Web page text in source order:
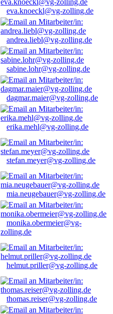
eva.knoeckl@vg-zolling.de
andrea.liebl@vg-zolling.de
sabine.lohr@vg-zolling.de
dagmar.maier@vg-zolling.de
erika.mehl@vg-zolling.de
stefan.meyer@vg-zolling.de
mia.neugebauer@vg-zolling.de
monika.obermeier@vg-
zolling.de
helmut.priller@vg-zolling.de
thomas.reiser@vg-zolling.de